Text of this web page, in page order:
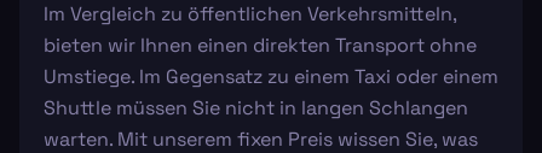
Im Vergleich zu öffentlichen Verkehrsmitteln,
bieten wir Ihnen einen direkten Transport ohne
Umstiege. Im Gegensatz zu einem Taxi oder einem
Shuttle müssen Sie nicht in langen Schlangen
warten. Mit unserem fixen Preis wissen Sie, was